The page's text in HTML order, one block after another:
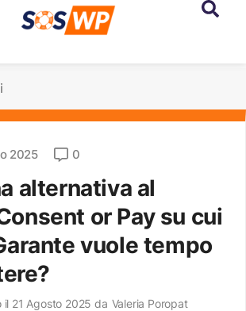
2025 0
alternativa al
or Pay su cui
vuole tempo
21 Agosto 2025 da Valeria Poropat